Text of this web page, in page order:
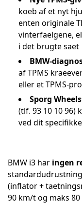
koeb af et nyt
enten originale
vinterfaelgene,
i det brugte saet
BMW-
af TPMS
eller et TPMS-
Sporg
(tlf. 93 10 10 96)
ved dit
BMW i3 har ingen
(inflator +
90 km/t og maks